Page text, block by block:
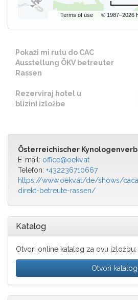
Terms of use © 1987–2026
Pokaži mi rutu do CAC
Ausstellung ÖKV betreuter
Rassen
Rezerviraj hotel u
blizini izložbe
Österreichischer
E-mail: office@oekv.at
Telefon: +432236710667
https://www.oekv.at/de/shows/
direkt-betreute-rassen/
Katalog
Otvori online katalog za ovu izložbu:
Otvori katalog